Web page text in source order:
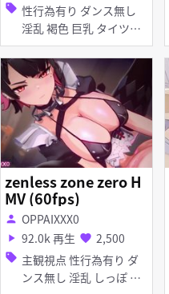
sell 性行為有り ダンス無し
淫乱 褐色 巨乳 タイツ・
ストッキング バニーガー
ル アナル責め アヘ顔 イ
ラマチオ お漏らし・潮吹
き 口内射精 ディープス
ロート 手コキ フェラ 乱
交 輪姦
zenless zone zero H
MV (60fps)
person OPPAIXXX0
play_arrow 92.0k 再生 favorite 2,500
sell 主観視点 性行為有り ダ
ンス無し 淫乱 しっぽ タ